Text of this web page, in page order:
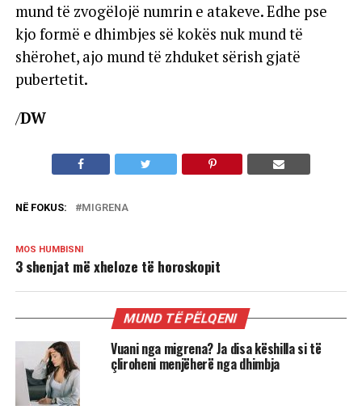
mund të zvogëlojë numrin e atakeve. Edhe pse
kjo formë e dhimbjes së kokës nuk mund të
shërohet, ajo mund të zhduket sërish gjatë
pubertetit.
/DW
NË FOKUS: MIGRENA
MOS HUMBISNI
3 shenjat më xheloze të horoskopit
MUND TË PËLQENI
Vuani nga migrena? Ja disa këshilla si të
çliroheni menjëherë nga dhimbja